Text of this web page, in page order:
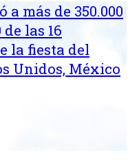
más de 350.000
las 16
la fiesta del
Unidos, México